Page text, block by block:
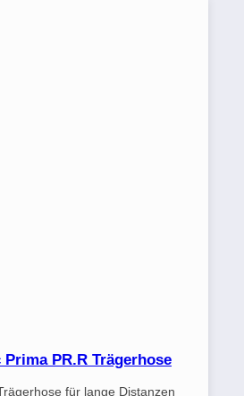
Prima PR.R Trägerhose
für lange Distanzen